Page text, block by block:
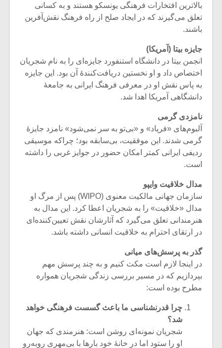
بالاترین افتخارات فرهنگی یونسکو هستند و به کسانی
تعلق می‌گیرند که در ایجاد صلح از راه فرهنگ نقش‌آفرین
باشند.
جایزه بیتا (آمریکا)
انجمن بیتا در دانشگاه استنفورد جایزه‌ای را به نام شجریان
اختصاص داد و او نخستین دریافت‌کنندهٔ آن بود. این جایزه
به پاس نقش او در معرفی فرهنگ ایرانی به جامعهٔ
دانشگاهی آمریکا اهدا شد.
نامزدی گرمی
آلبوم‌های «فریاد» و «بی‌تو به سر نمی‌شود» نامزد جایزهٔ
گرمی شدند. این موفقیت، بی‌سابقه بود؛ چراکه موسیقی
ردیفی ایرانی کمتر امکان حضور در جوایز غربی را داشته
است.
مدال خلاقیت وایپو
سازمان جهانی مالکیت معنوی (WIPO) پس از مرگ او
مدال «خلاقیت» را به شجریان اعطا کرد. این مدال به
هنرمندانی تعلق می‌گیرد که آثارشان نقش تعیین‌کننده‌ای
در ارتقای احترام به خلاقیت انسانی داشته باشد.
گذر به پرسش‌های میانی
در اینجا لازم است مکث کنیم و به چند پرسش مهم
بپردازیم که در مسیر بررسی زندگی شجریان همواره
مطرح بوده است:
چرا قدرنشناسی ما باعث گسست فرهنگی خواهد
شد؟
شجریان نمونه‌ای روشن است: هنرمندی که جهان
او را ستود اما در خانهٔ خود بارها با بی‌مهری روبه‌رو